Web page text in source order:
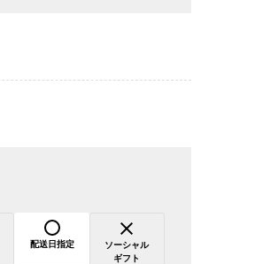
配送日指定
ソーシャル
ギフト